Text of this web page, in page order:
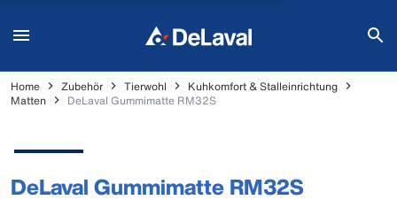
Home Zubehör Tierwohl
Kuhkomfort & Stalleinrichtung
Matten
DeLaval Gummimatte RM32S
DeLaval Gummimatte RM32S